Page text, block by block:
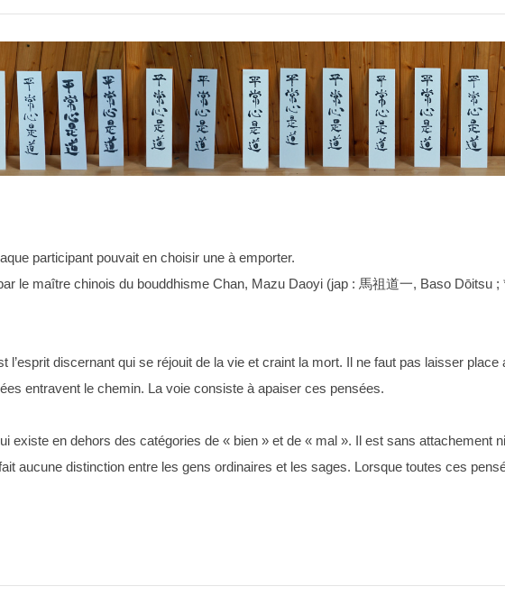
participant pouvait en choisir une à emporter.
le maître chinois du bouddhisme Chan, Mazu Daoyi (jap : 馬祖道一, Baso Dōitsu ;
l’esprit discernant qui se réjouit de la vie et craint la mort. Il ne faut pas laisser
entravent le chemin. La voie consiste à apaiser ces pensées.
existe en dehors des catégories de « bien » et de « mal ». Il est sans attachement
aucune distinction entre les gens ordinaires et les sages. Lorsque toutes ces